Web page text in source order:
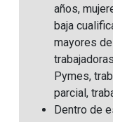
años,
baja
mayores
Pymes,
parcial,
Dentro de